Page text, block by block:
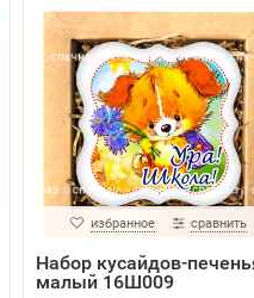
избранное сравнить
Набор кусайдов-
малый 16Ш009